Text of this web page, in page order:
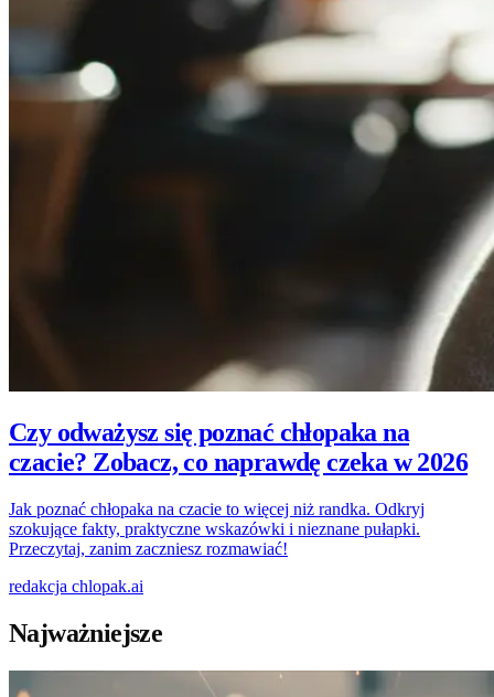
Czy odważysz się poznać chłopaka na
czacie? Zobacz, co naprawdę czeka w 2026
Jak poznać chłopaka na czacie to więcej niż randka. Odkryj
szokujące fakty, praktyczne wskazówki i nieznane pułapki.
Przeczytaj, zanim zaczniesz rozmawiać!
redakcja chlopak.ai
Najważniejsze